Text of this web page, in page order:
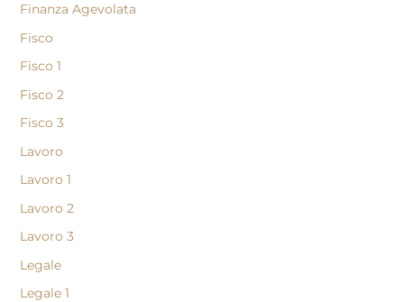
Finanza Agevolata
Fisco
Fisco 1
Fisco 2
Fisco 3
Lavoro
Lavoro 1
Lavoro 2
Lavoro 3
Legale
Legale 1